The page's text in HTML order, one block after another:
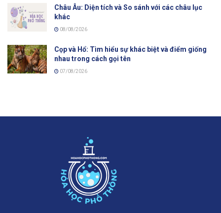
Châu Âu: Diện tích và So sánh với các châu lục
khác
08/08/2026
Cọp và Hổ: Tìm hiểu sự khác biệt và điểm giống
nhau trong cách gọi tên
07/08/2026